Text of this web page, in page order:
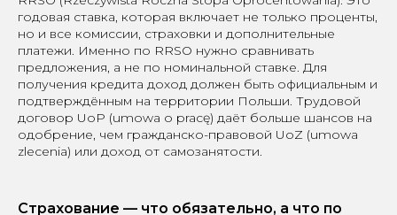
годовая ставка, которая включает не только проценты,
но и все комиссии, страховки и дополнительные
платежи. Именно по RRSO нужно сравнивать
предложения, а не по номинальной ставке. Для
получения кредита доход должен быть официальным и
подтверждённым на территории Польши. Трудовой
договор UoP (umowa o pracę) даёт больше шансов на
одобрение, чем гражданско-правовой UoZ (umowa
zlecenia) или доход от самозанятости.
Страхование — что обязательно, а что по